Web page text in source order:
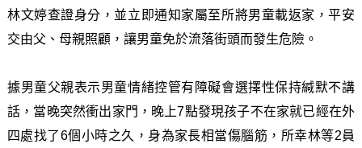
林文婷查證身分，並立即通知家屬至所將男童載返家，平安
交由父、母親照顧，讓男童免於流落街頭而發生危險。
據男童父親表示男童情緒控管有障礙會選擇性保持緘默不講
話，當晚突然衝出家門，晚上7點發現孩子不在家就已經在外
四處找了6個小時之久，身為家長相當傷腦筋，所幸林等2員